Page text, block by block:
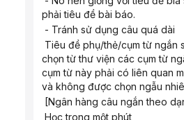
phải tiêu đề bài báo.
- Tránh sử dụng câu quá dài
chọn từ thư viện các cụm từ
cụm từ này phải có liên quan
và không được chọn ngẫu
[Ngân hàng câu ngắn theo
Học trong một phút